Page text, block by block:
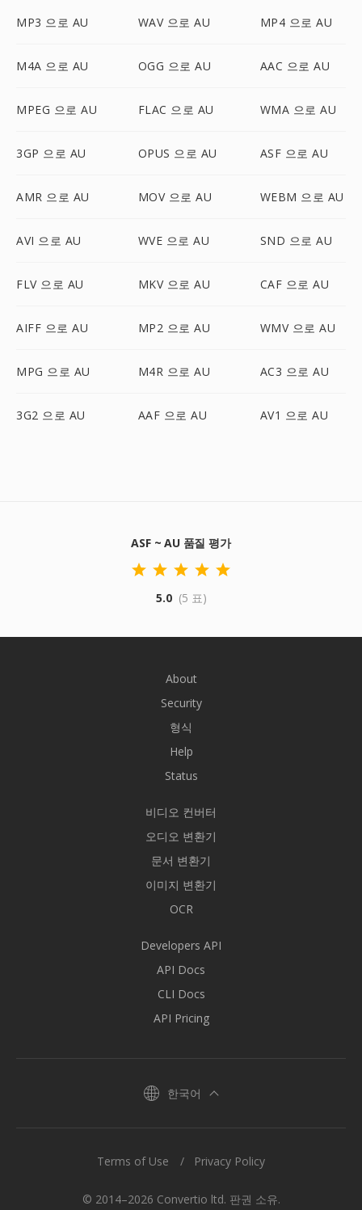
MP3 으로 AU WAV 으로 AU MP4 으로 AU
M4A 으로 AU OGG 으로 AU AAC 으로 AU
MPEG 으로 AU FLAC 으로 AU WMA 으로 AU
3GP 으로 AU OPUS 으로 AU ASF 으로 AU
AMR 으로 AU MOV 으로 AU WEBM 으로 AU
AVI 으로 AU WVE 으로 AU SND 으로 AU
FLV 으로 AU MKV 으로 AU CAF 으로 AU
AIFF 으로 AU MP2 으로 AU WMV 으로 AU
MPG 으로 AU M4R 으로 AU AC3 으로 AU
3G2 으로 AU AAF 으로 AU AV1 으로 AU
ASF ~ AU 품질 평가
5.0 (5 표)
About
Security
형식
Help
Status
비디오 컨버터
오디오 변환기
문서 변환기
이미지 변환기
OCR
Developers API
API Docs
CLI Docs
API Pricing
한국어
© 2014–2026 Convertio ltd. 판권 소유.
Terms of Use Privacy Policy